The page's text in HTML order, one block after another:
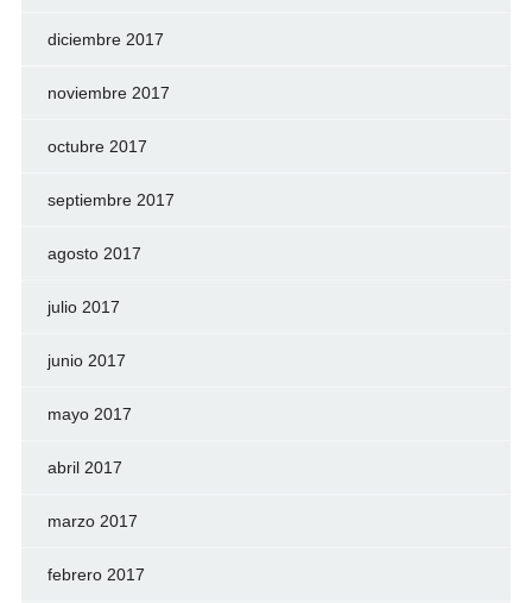
diciembre 2017
noviembre 2017
octubre 2017
septiembre 2017
agosto 2017
julio 2017
junio 2017
mayo 2017
abril 2017
marzo 2017
febrero 2017